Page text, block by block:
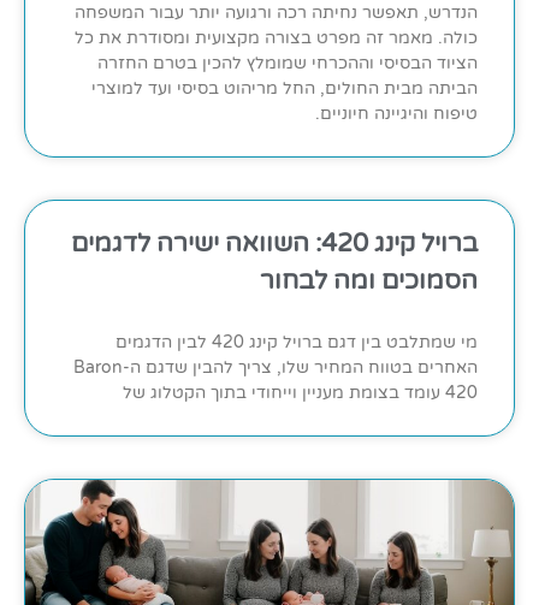
הנדרש, תאפשר נחיתה רכה ורגועה יותר עבור המשפחה
כולה. מאמר זה מפרט בצורה מקצועית ומסודרת את כל
הציוד הבסיסי וההכרחי שמומלץ להכין בטרם החזרה
הביתה מבית החולים, החל מריהוט בסיסי ועד למוצרי
טיפוח והיגיינה חיוניים.
ברויל קינג 420: השוואה ישירה לדגמים
הסמוכים ומה לבחור
מי שמתלבט בין דגם ברויל קינג 420 לבין הדגמים
האחרים בטווח המחיר שלו, צריך להבין שדגם ה-Baron
420 עומד בצומת מעניין וייחודי בתוך הקטלוג של